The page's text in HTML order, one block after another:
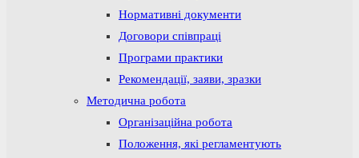
Нормативні документи
Договори співпраці
Програми практики
Рекомендації, заяви, зразки
Методична робота
Організаційна робота
Положення, які регламентують